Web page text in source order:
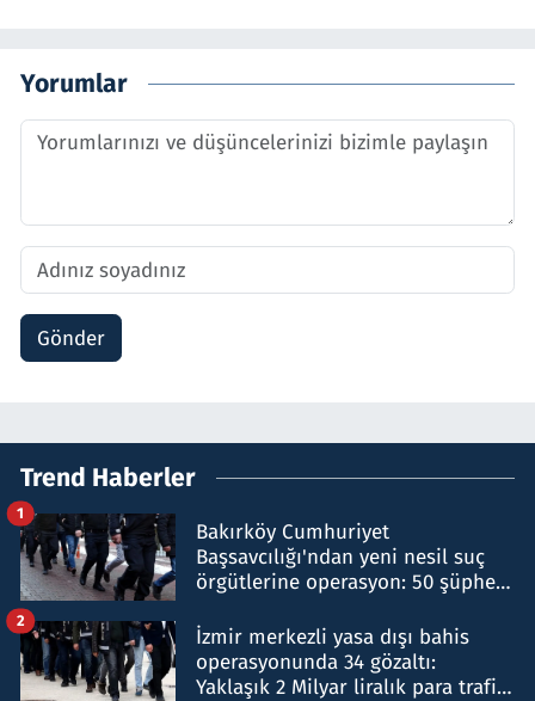
Yorumlar
Gönder
Trend Haberler
Bakırköy Cumhuriyet
Başsavcılığı'ndan yeni nesil suç
örgütlerine operasyon: 50 şüpheli
1
İzmir merkezli yasa dışı bahis
operasyonunda 34 gözaltı:
Yaklaşık 2 Milyar liralık para trafiği
2